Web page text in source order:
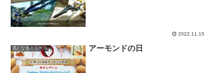
2022.11.15
気になるニュース アーモンドの日